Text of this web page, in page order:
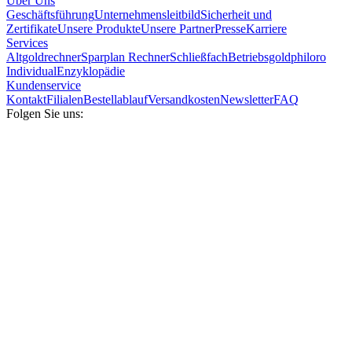
GeschäftsführungUnternehmensleitbildSicherheit und
ZertifikateUnsere ProdukteUnsere PartnerPresseKarriere
Services
AltgoldrechnerSparplan RechnerSchließfachBetriebsgoldphiloro
IndividualEnzyklopädie
Kundenservice
KontaktFilialenBestellablaufVersandkostenNewsletterFAQ
Folgen Sie uns: